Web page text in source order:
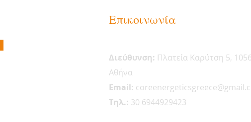
Επικοινωνία
Διεύθυνση: Πλατεία Καρύτση 5,
Αθήνα
Email:
Tηλ.: 30 6944929423